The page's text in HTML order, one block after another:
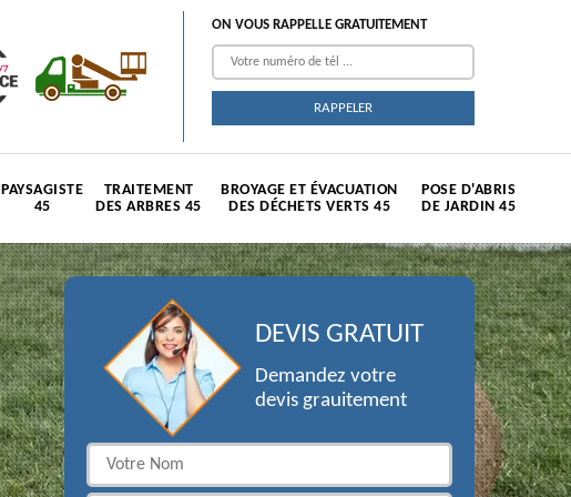
ON VOUS RAPPELLE GRATUITEMENT
PAYSAGISTE
45
TRAITEMENT
DES ARBRES 45
BROYAGE ET ÉVACUATION
DES DÉCHETS VERTS 45
POSE D'ABRIS
DE JARDIN 45
DEVIS GRATUIT
Demandez votre
devis grauitement